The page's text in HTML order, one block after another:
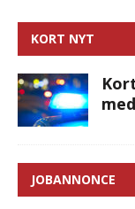
KORT NYT
JOBANNONCE